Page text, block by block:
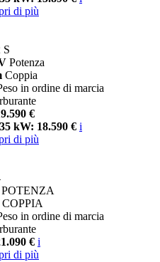
di più
S
Potenza
Coppia
in ordine di marcia
€
kW: 18.590 € i
di più
POTENZA
COPPIA
in ordine di marcia
€ i
di più